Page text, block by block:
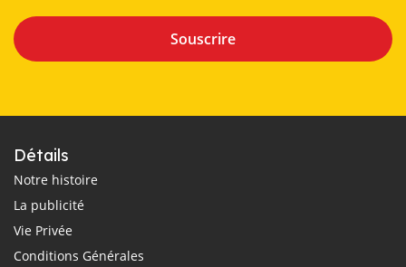
Souscrire
Détails
Notre histoire
La publicité
Vie Privée
Conditions Générales